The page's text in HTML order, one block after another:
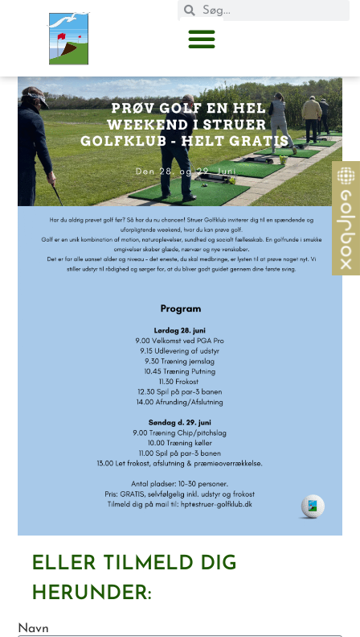
ELLER TILMELD DIG
HERUNDER:
Navn